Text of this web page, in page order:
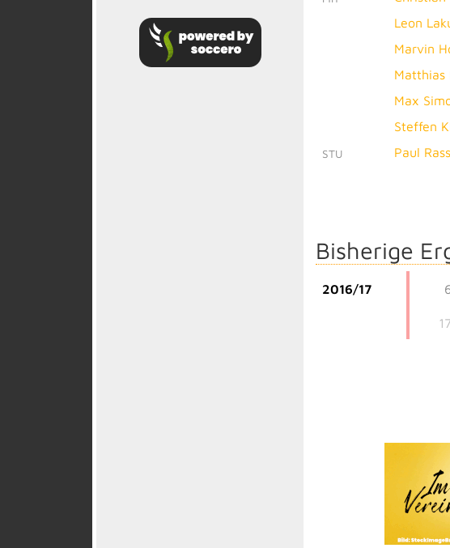
Leon
Marvin
Matthias
Max
Steffen
STU Paul
Bisherige
2016/17